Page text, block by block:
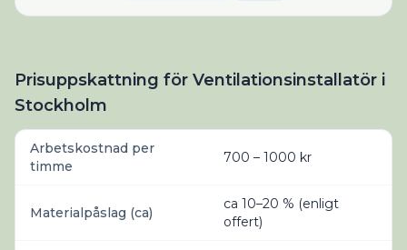
Prisuppskattning för Ventilationsinstallatör i
Stockholm
Arbetskostnad per
timme
700 – 1000 kr
Materialpåslag (ca)
ca 10–20 % (enligt
offert)